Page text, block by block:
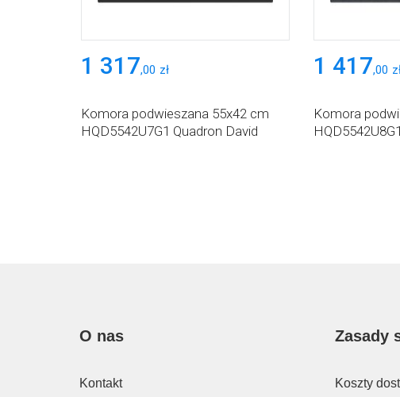
1 317,00 zł
Komora podwieszana 55x42 cm
HQD5542U7G1 Quadron David
1 417,00
Komora
O nas
Kontakt
Zasady
Koszty